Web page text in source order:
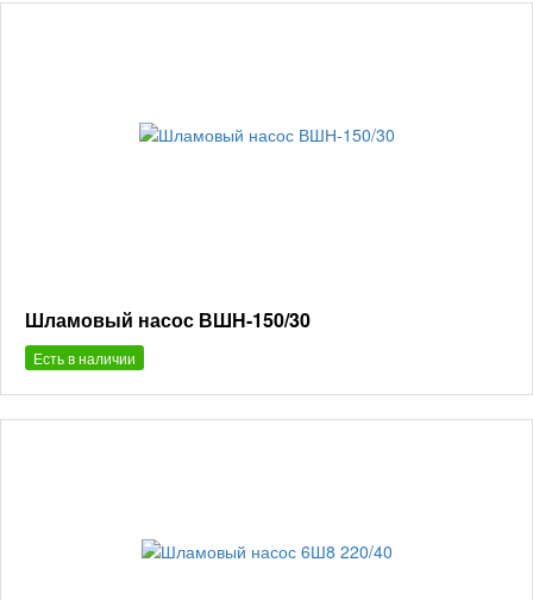
Шламовый насос ВШН-150/30
Есть в наличии